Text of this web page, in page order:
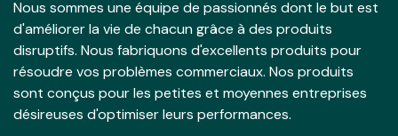
Nous sommes une équipe de passionnés dont le but est
d'améliorer la vie de chacun grâce à des produits
disruptifs. Nous fabriquons d'excellents produits pour
résoudre vos problèmes commerciaux. Nos produits
sont conçus pour les petites et moyennes entreprises
désireuses d'optimiser leurs performances.